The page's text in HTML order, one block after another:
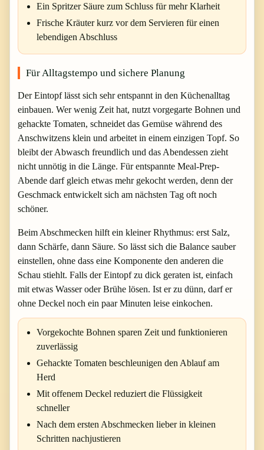
Ein Spritzer Säure zum Schluss für mehr Klarheit
Frische Kräuter kurz vor dem Servieren für einen
lebendigen Abschluss
Für Alltagstempo und sichere Planung
Der Eintopf lässt sich sehr entspannt in den Küchenalltag
einbauen. Wer wenig Zeit hat, nutzt vorgegarte Bohnen und
gehackte Tomaten, schneidet das Gemüse während des
Anschwitzens klein und arbeitet in einem einzigen Topf. So
bleibt der Abwasch freundlich und das Abendessen zieht
nicht unnötig in die Länge. Für entspannte Meal-Prep-
Abende darf gleich etwas mehr gekocht werden, denn der
Geschmack entwickelt sich am nächsten Tag oft noch
schöner.
Beim Abschmecken hilft ein kleiner Rhythmus: erst Salz,
dann Schärfe, dann Säure. So lässt sich die Balance sauber
einstellen, ohne dass eine Komponente den anderen die
Schau stiehlt. Falls der Eintopf zu dick geraten ist, einfach
mit etwas Wasser oder Brühe lösen. Ist er zu dünn, darf er
ohne Deckel noch ein paar Minuten leise einkochen.
Vorgekochte Bohnen sparen Zeit und funktionieren
zuverlässig
Gehackte Tomaten beschleunigen den Ablauf am
Herd
Mit offenem Deckel reduziert die Flüssigkeit
schneller
Nach dem ersten Abschmecken lieber in kleinen
Schritten nachjustieren